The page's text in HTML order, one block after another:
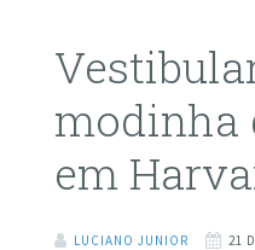
modinha
em
LUCIANO JUNIOR
21